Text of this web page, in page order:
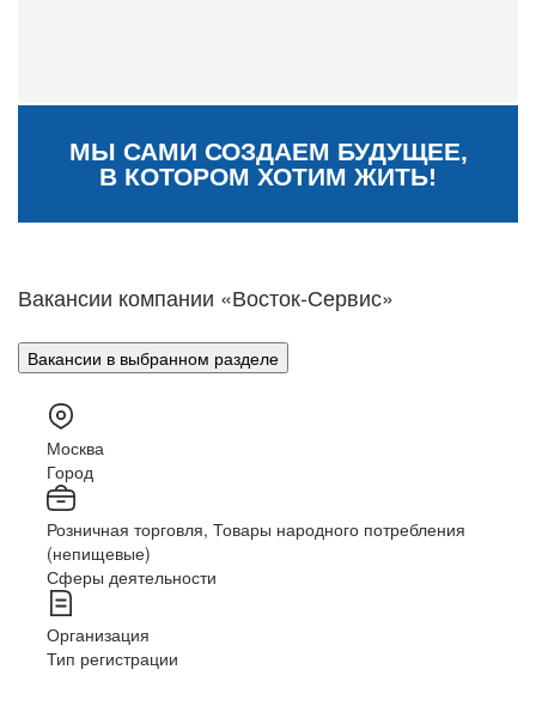
МЫ САМИ СОЗДАЕМ БУДУЩЕЕ,
В КОТОРОМ ХОТИМ ЖИТЬ!
Вакансии компании «Восток-Сервис»
Вакансии в выбранном разделе
Москва
Город
Розничная торговля, Товары народного потребления
(непищевые)
Сферы деятельности
Организация
Тип регистрации